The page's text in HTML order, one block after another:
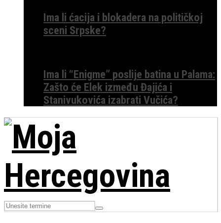
Ima li ćacija i blokadera na političkoj
sceni Srpske?
Ima li “Enigme” poslije batina u Palama:
Zašto će Elek između Đajića i
Stanivukovića izabrati Vučića?